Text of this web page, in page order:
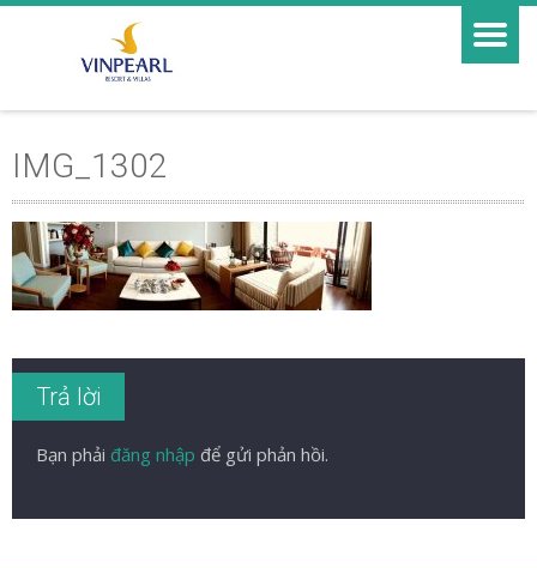
IMG_1302
Trả lời
Bạn phải đăng nhập để gửi phản hồi.